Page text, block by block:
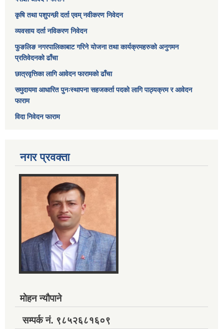
कृषि तथा पशुपन्छी दर्ता एवम् नवीकरण निवेदन
व्यवसाय दर्ता नविकरण निवेदन
फुङलिङ नगरपालिकाबाट गरिने योजना तथा कार्यक्रमहरुको अनुगमन
प्रतिवेदनको ढाँचा
छात्रवृत्तिका लागि आवेदन फारामको ढाँचा
समुदायमा आधारित पुनःस्थापना सहजकर्ता पदको लागि पाठ्यक्रम र आवेदन
फाराम
विदा निवेदन फाराम
नगर प्रवक्ता
मोहन न्यौपाने
सम्पर्क नं. ९८५२६८१६०९